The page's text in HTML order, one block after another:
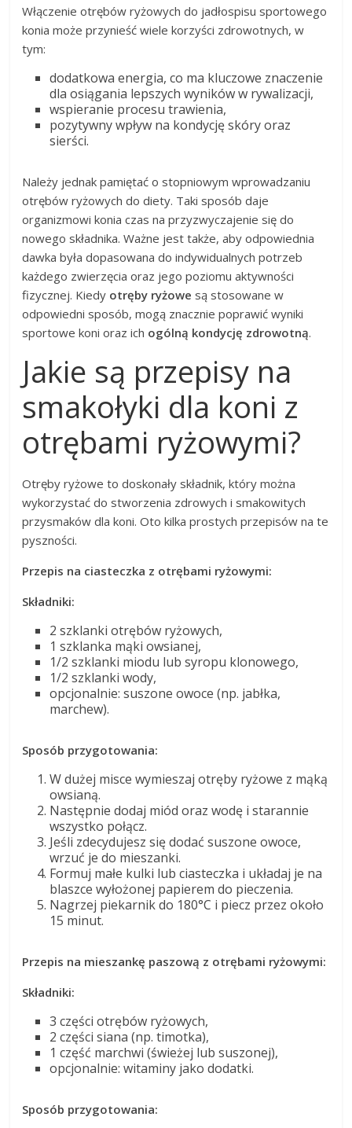
Włączenie otrębów ryżowych do jadłospisu sportowego
konia może przynieść wiele korzyści zdrowotnych, w
tym:
dodatkowa energia, co ma kluczowe znaczenie
dla osiągania lepszych wyników w rywalizacji,
wspieranie procesu trawienia,
pozytywny wpływ na kondycję skóry oraz
sierści.
Należy jednak pamiętać o stopniowym wprowadzaniu
otrębów ryżowych do diety. Taki sposób daje
organizmowi konia czas na przyzwyczajenie się do
nowego składnika. Ważne jest także, aby odpowiednia
dawka była dopasowana do indywidualnych potrzeb
każdego zwierzęcia oraz jego poziomu aktywności
fizycznej. Kiedy otręby ryżowe są stosowane w
odpowiedni sposób, mogą znacznie poprawić wyniki
sportowe koni oraz ich ogólną kondycję zdrowotną.
Jakie są przepisy na
smakołyki dla koni z
otrębami ryżowymi?
Otręby ryżowe to doskonały składnik, który można
wykorzystać do stworzenia zdrowych i smakowitych
przysmaków dla koni. Oto kilka prostych przepisów na te
pyszności.
Przepis na ciasteczka z otrębami ryżowymi:
Składniki:
2 szklanki otrębów ryżowych,
1 szklanka mąki owsianej,
1/2 szklanki miodu lub syropu klonowego,
1/2 szklanki wody,
opcjonalnie: suszone owoce (np. jabłka,
marchew).
Sposób przygotowania:
W dużej misce wymieszaj otręby ryżowe z mąką
owsianą.
Następnie dodaj miód oraz wodę i starannie
wszystko połącz.
Jeśli zdecydujesz się dodać suszone owoce,
wrzuć je do mieszanki.
Formuj małe kulki lub ciasteczka i układaj je na
blaszce wyłożonej papierem do pieczenia.
Nagrzej piekarnik do 180°C i piecz przez około
15 minut.
Przepis na mieszankę paszową z otrębami ryżowymi:
Składniki:
3 części otrębów ryżowych,
2 części siana (np. timotka),
1 część marchwi (świeżej lub suszonej),
opcjonalnie: witaminy jako dodatki.
Sposób przygotowania: